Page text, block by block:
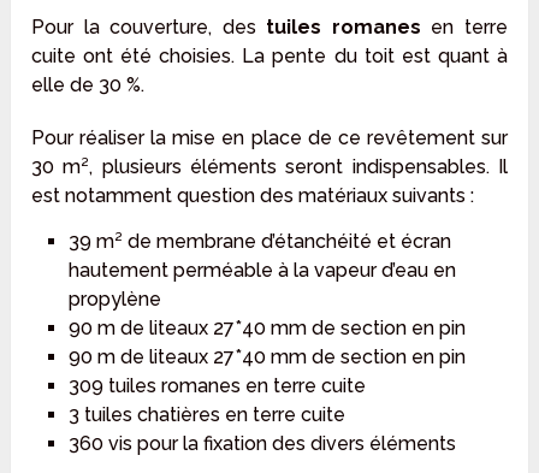
Pour la couverture, des tuiles romanes en terre
cuite ont été choisies. La pente du toit est quant à
elle de 30 %.
Pour réaliser la mise en place de ce revêtement sur
30 m², plusieurs éléments seront indispensables. Il
est notamment question des matériaux suivants :
39 m² de membrane d’étanchéité et écran
hautement perméable à la vapeur d’eau en
propylène
90 m de liteaux 27*40 mm de section en pin
90 m de liteaux 27*40 mm de section en pin
309 tuiles romanes en terre cuite
3 tuiles chatières en terre cuite
360 vis pour la fixation des divers éléments